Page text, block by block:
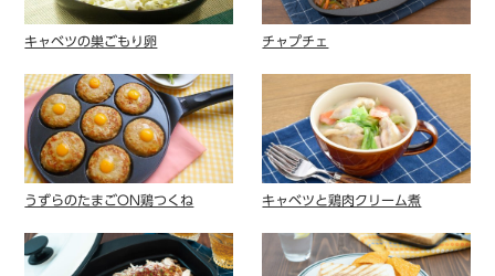
キャベツの巣ごもり卵 チャプチェ
うずらのたまごON鶏つくね キャベツと鶏⾁クリーム煮